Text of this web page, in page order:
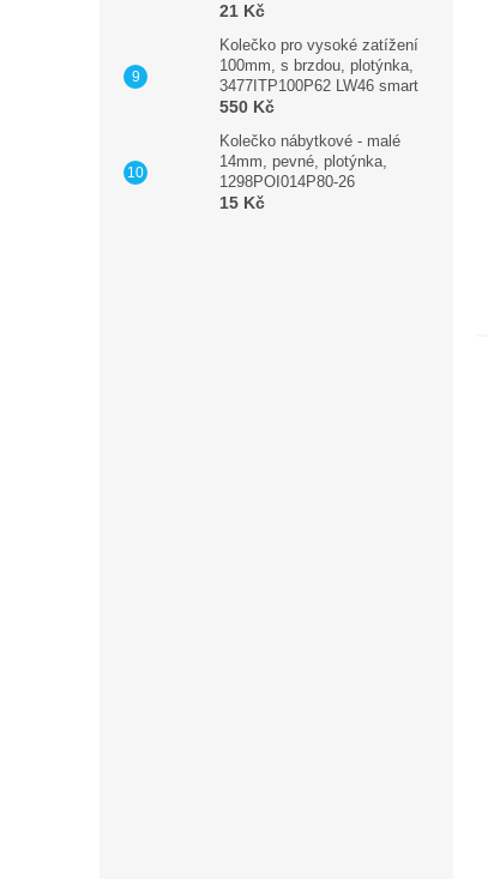
21 Kč
Kolečko pro vysoké zatížení
100mm, s brzdou, plotýnka,
3477ITP100P62 LW46 smart
550 Kč
Kolečko nábytkové - malé
14mm, pevné, plotýnka,
1298POI014P80-26
15 Kč